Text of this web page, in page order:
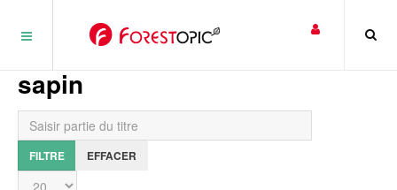
sapin
Saisir partie du titre
FILTRE EFFACER
Affichage #